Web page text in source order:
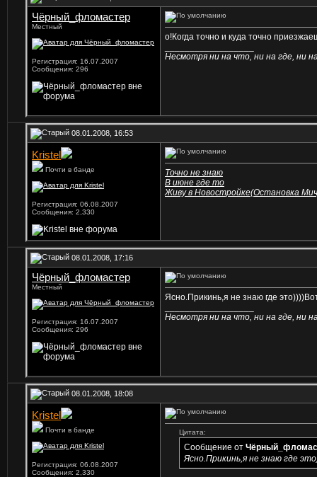
Чёрный_фломастер
Местный
Регистрация: 16.07.2007
Сообщения: 296
о!Когда точно и куда точно
Несмотря ни на что, ни на где, ни
08.01.2008, 16:53
Kristel
Почти в банде
Регистрация: 06.08.2007
Сообщения: 2,330
Точно не знаю
В июне где то
Живу в Новостройке(Остановка
08.01.2008, 17:16
Чёрный_фломастер
Местный
Регистрация: 16.07.2007
Сообщения: 296
Ясно.Прикинь,я не знаю где
Несмотря ни на что, ни на где, ни
08.01.2008, 18:08
Kristel
Почти в банде
Регистрация: 06.08.2007
Сообщения: 2,330
Цитата:
Сообщение от
Ясно.Прикинь,я не знаю где